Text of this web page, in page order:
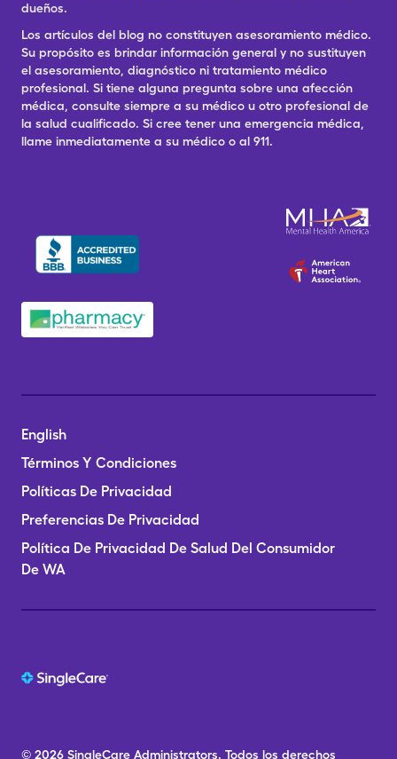
dueños.
Los artículos del blog no constituyen asesoramiento médico.
Su propósito es brindar información general y no sustituyen
el asesoramiento, diagnóstico ni tratamiento médico
profesional. Si tiene alguna pregunta sobre una afección
médica, consulte siempre a su médico u otro profesional de
la salud cualificado. Si cree tener una emergencia médica,
llame inmediatamente a su médico o al 911.
English
Términos Y Condiciones
Políticas De Privacidad
Preferencias De Privacidad
Política De Privacidad De Salud Del Consumidor
De WA
© 2026 SingleCare Administrators. Todos los derechos